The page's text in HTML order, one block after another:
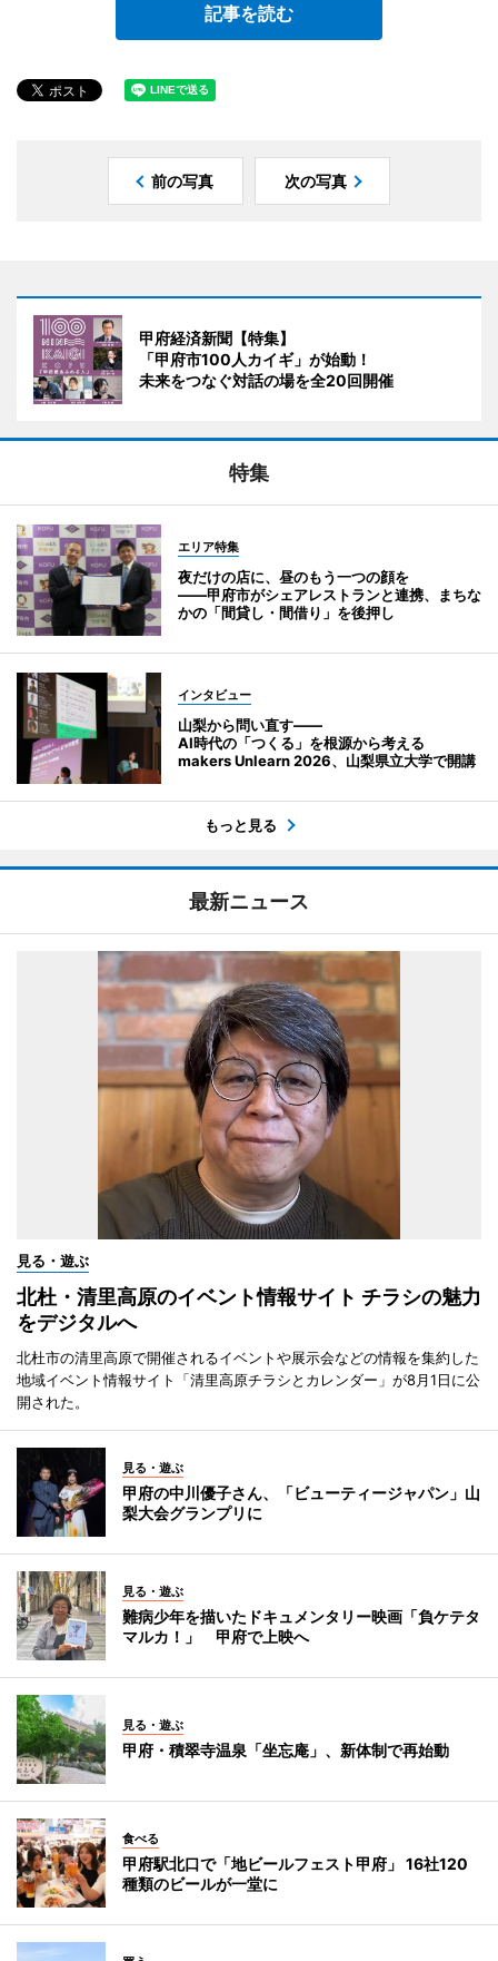
記事を読む
前の写真 次の写真
甲府経済新聞【特集】
「甲府市100人カイギ」が始動！
未来をつなぐ対話の場を全20回開催
特集
エリア特集
夜だけの店に、昼のもう一つの顔を
――甲府市がシェアレストランと連携、まちな
かの「間貸し・間借り」を後押し
インタビュー
山梨から問い直す――
AI時代の「つくる」を根源から考える
makers Unlearn 2026、山梨県立大学で開講
もっと見る
最新ニュース
見る・遊ぶ
北杜・清里高原のイベント情報サイト チラシの魅力
をデジタルへ
北杜市の清里高原で開催されるイベントや展示会などの情報を集約した
地域イベント情報サイト「清里高原チラシとカレンダー」が8月1日に公
開された。
見る・遊ぶ
甲府の中川優子さん、「ビューティージャパン」山
梨大会グランプリに
見る・遊ぶ
難病少年を描いたドキュメンタリー映画「負ケテタ
マルカ！」 甲府で上映へ
見る・遊ぶ
甲府・積翠寺温泉「坐忘庵」、新体制で再始動
食べる
甲府駅北口で「地ビールフェスト甲府」 16社120
種類のビールが一堂に